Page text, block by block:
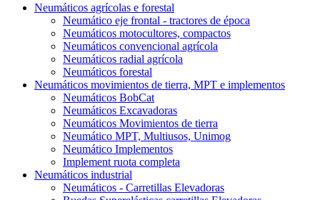
Neumáticos agrícolas e forestal
Neumático eje frontal - tractores de época
Neumáticos motocultores, compactos
Neumáticos convencional agrícola
Neumáticos radial agrícola
Neumáticos forestal
Neumáticos movimientos de tierra, MPT e implementos
Neumáticos BobCat
Neumáticos Excavadoras
Neumáticos Movimientos de tierra
Neumático MPT, Multiusos, Unimog
Neumático Implementos
Implement ruota completa
Neumáticos industrial
Neumáticos - Carretillas Elevadoras